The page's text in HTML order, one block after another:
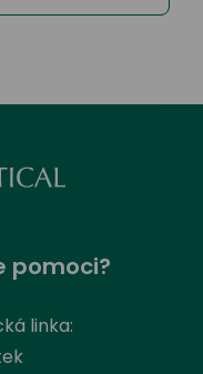
pomoci?
linka: